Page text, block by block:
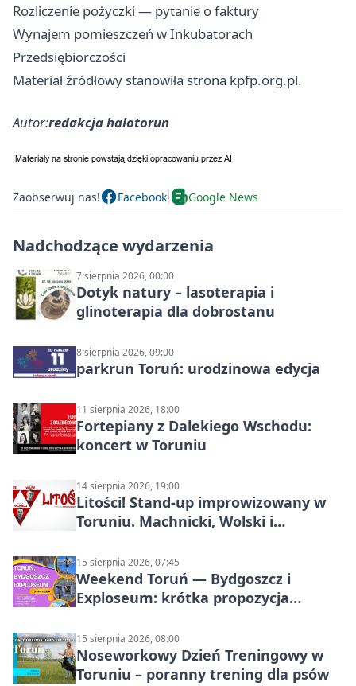
Rozliczenie pożyczki — pytanie o faktury
Wynajem pomieszczeń w Inkubatorach
Przedsiębiorczości
Materiał źródłowy stanowiła strona kpfp.org.pl.
Autor:redakcja halotorun
Zaobserwuj nas! Facebook Google News
Nadchodzące wydarzenia
7 sierpnia 2026, 00:00
Dotyk natury – lasoterapia i
glinoterapia dla dobrostanu
8 sierpnia 2026, 09:00
parkrun Toruń: urodzinowa edycja
11 sierpnia 2026, 18:00
Fortepiany z Dalekiego Wschodu:
koncert w Toruniu
14 sierpnia 2026, 19:00
Litości! Stand-up improwizowany w
Toruniu. Machnicki, Wolski i
15 sierpnia 2026, 07:45
Weekend Toruń — Bydgoszcz i
Exploseum: krótka propozycja
15 sierpnia 2026, 08:00
Noseworkowy Dzień Treningowy w
Toruniu – poranny trening dla psów